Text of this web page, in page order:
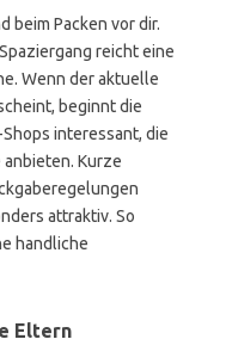
beim Packen vor dir.
reicht eine
Wenn der aktuelle
beginnt die
interessant, die
Kurze
attraktiv. So
handliche
Eltern